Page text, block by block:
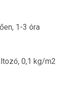
1-3 óra
0,1 kg/m2